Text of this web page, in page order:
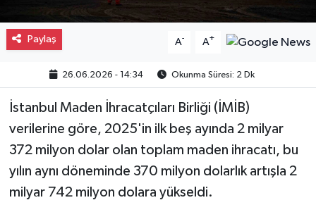
Paylaş A- A+
26.06.2026 - 14:34 Okunma Süresi: 2 Dk
İstanbul Maden İhracatçıları Birliği (İMİB)
verilerine göre, 2025'in ilk beş ayında 2 milyar
372 milyon dolar olan toplam maden ihracatı, bu
yılın aynı döneminde 370 milyon dolarlık artışla 2
milyar 742 milyon dolara yükseldi.